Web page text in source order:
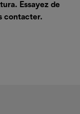
Essayez de
contacter.